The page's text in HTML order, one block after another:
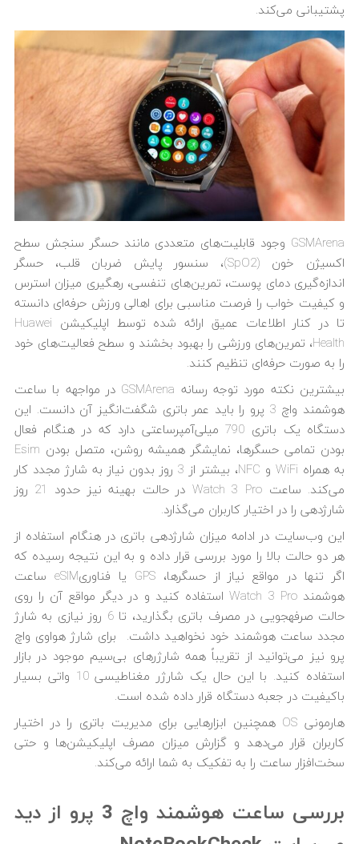
پشتیبانی می‌کند.
GSMArena وجود قابلیت‌های متعددی مانند حسگر سنجش سطح
اکسیژن خون (SpO2)، سنسور پایش ضربان قلب، حسگر
اندازه‌گیری دمای پوست، تمرین‌های تنفسی، رهگیری میزان استرس
و کیفیت خواب را فرصت مناسبی برای اهالی ورزش حرفه‌ای دانسته
تا در کنار اطلاعات عمیق ارائه شده توسط اپلیکیشن Huawei
Health، تمرین‌های ورزشی را بهبود بخشند و سطح فعالیت‌های خود
را به صورت حرفه‌ای تنظیم کنند.
بیشترین نکته مورد توجه رسانه GSMArena در مواجهه با ساعت
هوشمند واچ 3 پرو را باید عمر باتری شگفت‌انگیز آن دانست. این
دستگاه یک باتری 790 میلی‌آمپرساعتی دارد که در هنگام فعال
بودن تمامی حسگرها، نمایشگر همیشه روشن، متصل بودن Esim
به همراه WiFi و NFC، بیشتر از 3 روز بدون نیاز به شارژ مجدد کار
می‌کند. ساعت Watch 3 Pro در حالت بهینه نیز حدود 21 روز
شارژدهی را در اختیار کاربران می‌گذارد.
این وب‌سایت در ادامه میزان شارژدهی باتری در هنگام استفاده از
هر دو حالت بالا را مورد بررسی قرار داده و به این نتیجه رسیده که
اگر تنها در مواقع نیاز از حسگرها، GPS یا فناوریeSIM ساعت
هوشمند Watch 3 Pro استفاده کنید و در دیگر مواقع آن را روی
حالت صرفه­جویی در مصرف باتری بگذارید، تا 6 روز نیازی به شارژ
مجدد ساعت هوشمند خود نخواهید داشت. برای شارژ هواوی واچ
پرو نیز می‌توانید از تقریباً همه شارژرهای بی‌سیم موجود در بازار
استفاده کنید. با این حال یک شارژر مغناطیسی 10 واتی بسیار
باکیفیت در جعبه دستگاه قرار داده شده است.
هارمونی OS همچنین ابزارهایی برای مدیریت باتری را در اختیار
کاربران قرار می‌دهد و گزارش میزان مصرف اپلیکیشن‌ها و حتی
سخت‌افزار ساعت را به تفکیک به شما ارائه می‌کند.
بررسی ساعت هوشمند واچ 3 پرو از دید